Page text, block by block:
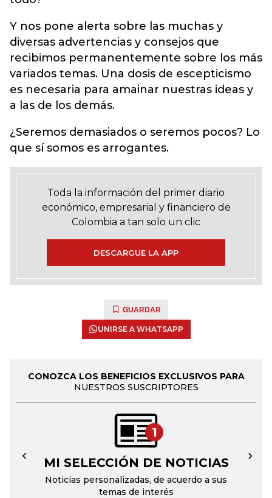
Y nos pone alerta sobre las muchas y
diversas advertencias y consejos que
recibimos permanentemente sobre los más
variados temas. Una dosis de escepticismo
es necesaria para amainar nuestras ideas y
a las de los demás.
¿Seremos demasiados o seremos pocos? Lo
que sí somos es arrogantes.
Toda la información del primer diario
económico, empresarial y financiero de
Colombia a tan solo un clic
DESCARGUE LA APP
GUARDAR
UNIRSE A WHATSAPP
CONOZCA LOS BENEFICIOS EXCLUSIVOS PARA
NUESTROS SUSCRIPTORES
1
MI SELECCIÓN DE NOTICIAS
Noticias personalizadas, de acuerdo a sus
temas de interés
← →